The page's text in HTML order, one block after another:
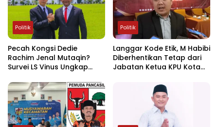
Politik
Pecah Kongsi Dedie
Rachim Jenal Mutaqin?
Survei LS Vinus Ungkap
Bogor
Politik
Langgar Kode Etik, M Habibi
Diberhentikan Tetap dari
Jabatan Ketua KPU Kota